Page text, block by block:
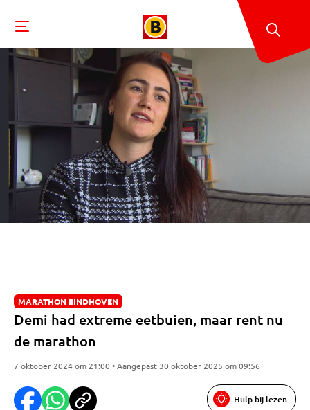
MARATHON EINDHOVEN
Demi had extreme eetbuien, maar rent nu
de marathon
7 oktober 2024 om 21:00 • Aangepast 30 oktober 2025 om 09:56
Hulp bij lezen